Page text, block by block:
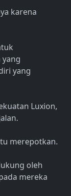
karena
yang
Luxion,
merepotkan.
oleh
mereka